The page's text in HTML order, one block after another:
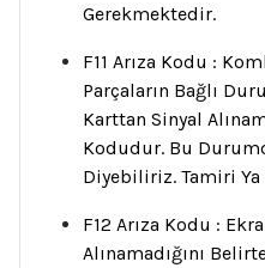
Gerekmektedir.
F11 Arıza Kodu :
Parçaların Bağlı
Karttan Sinyal
Kodudur. Bu
Diyebiliriz. Tamiri
F12 Arıza Kodu :
Alınamadığını